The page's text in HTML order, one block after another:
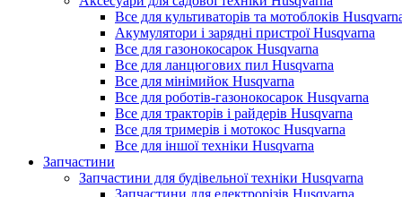
Все для культиваторів та мотоблоків
Акумулятори і зарядні пристрої Husqvarna
Все для газонокосарок Husqvarna
Все для ланцюгових пил Husqvarna
Все для мінімийок Husqvarna
Все для роботів-газонокосарок Husqvarna
Все для тракторів і райдерів Husqvarna
Все для тримерів і мотокос Husqvarna
Все для іншої техніки Husqvarna
Запчастини
Запчастини для будівельної техніки Husqvarna
Запчастини для електрорізів Husqvarna